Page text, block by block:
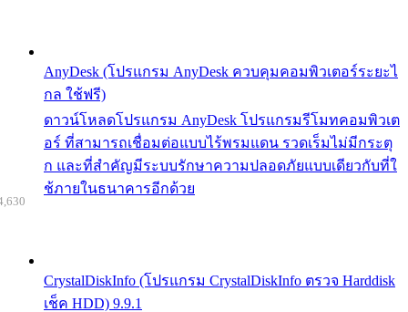
AnyDesk (โปรแกรม AnyDesk ควบคุมคอมพิวเตอร์ระยะไ
กล ใช้ฟรี)
ดาวน์โหลดโปรแกรม AnyDesk โปรแกรมรีโมทคอมพิวเต
อร์ ที่สามารถเชื่อมต่อแบบไร้พรมแดน รวดเร็มไม่มีกระตุ
ก และที่สำคัญมีระบบรักษาความปลอดภัยแบบเดียวกับที่ใ
ช้ภายในธนาคารอีกด้วย
CrystalDiskInfo (โปรแกรม CrystalDiskInfo ตรวจ Harddisk
เช็ค HDD) 9.9.1